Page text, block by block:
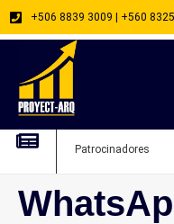
+506 8839 3009 | +560
Patrocinadores